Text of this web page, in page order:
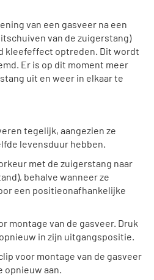
van een gasveer na een
van de zuigerstang)
kleefeffect optreden. Dit wordt
Er is op dit moment meer
uit en weer in elkaar te
tegelijk, aangezien ze
levensduur hebben.
met de zuigerstang naar
behalve wanneer ze
een positieonafhankelijke
montage van de gasveer. Druk
in zijn uitgangspositie.
voor montage van de gasveer
opnieuw aan.